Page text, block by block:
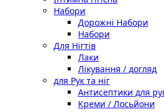
Набори
Дорожні Набори
Набори
Для Нігтів
Лаки
Лікування / догляд
для Рук та ніг
Антисептики для
Креми / Лосьйони